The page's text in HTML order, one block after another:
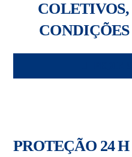
PROTEÇÃO 24